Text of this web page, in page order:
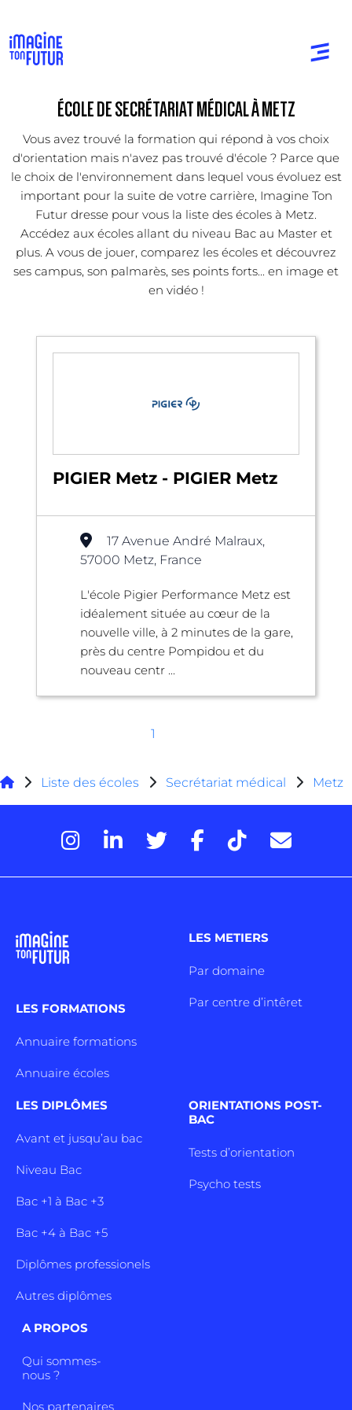
ÉCOLE DE SECRÉTARIAT MÉDICAL À METZ
Vous avez trouvé la formation qui répond à vos choix
d'orientation mais n'avez pas trouvé d'école ? Parce que
le choix de l'environnement dans lequel vous évoluez est
important pour la suite de votre carrière, Imagine Ton
Futur dresse pour vous la liste des écoles à Metz.
Accédez aux écoles allant du niveau Bac au Master et
plus. A vous de jouer, comparez les écoles et découvrez
ses campus, son palmarès, ses points forts... en image et
en vidéo !
PIGIER Metz - PIGIER Metz
17 Avenue André Malraux,
57000 Metz, France
L'école Pigier Performance Metz est
idéalement située au cœur de la
nouvelle ville, à 2 minutes de la gare,
près du centre Pompidou et du
nouveau centr ...
1
Liste des écoles Secrétariat médical Metz
LES FORMATIONS
Annuaire formations
Annuaire écoles
LES METIERS
Par domaine
Par centre d’intêret
LES DIPLÔMES
Avant et jusqu’au bac
Niveau Bac
Bac +1 à Bac +3
Bac +4 à Bac +5
Diplômes professionels
Autres diplômes
ORIENTATIONS POST-
BAC
Tests d’orientation
Psycho tests
A PROPOS
Qui sommes-
nous ?
Nos partenaires